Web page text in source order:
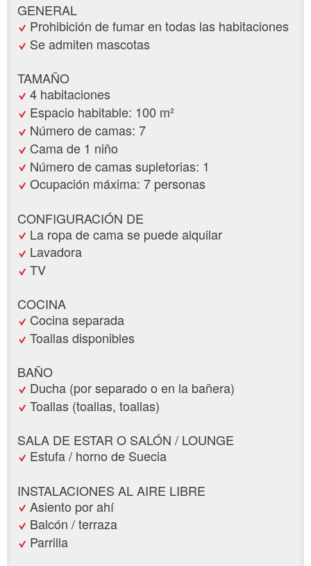
GENERAL
Prohibición de fumar en todas las habitaciones
Se admiten mascotas
TAMAÑO
4 habitaciones
Espacio habitable: 100 m²
Número de camas: 7
Cama de 1 niño
Número de camas supletorias: 1
Ocupación máxima: 7 personas
CONFIGURACIÓN DE
La ropa de cama se puede alquilar
Lavadora
TV
COCINA
Cocina separada
Toallas disponibles
BAÑO
Ducha (por separado o en la bañera)
Toallas (toallas, toallas)
SALA DE ESTAR O SALÓN / LOUNGE
Estufa / horno de Suecia
INSTALACIONES AL AIRE LIBRE
Asiento por ahí
Balcón / terraza
Parrilla